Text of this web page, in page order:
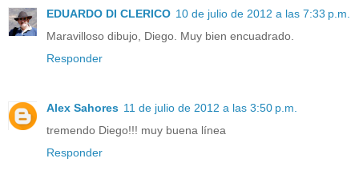
EDUARDO DI CLERICO 10 de julio de 2012 a las 7:33 p.m.
Maravilloso dibujo, Diego. Muy bien encuadrado.
Responder
Alex Sahores 11 de julio de 2012 a las 3:50 p.m.
tremendo Diego!!! muy buena línea
Responder